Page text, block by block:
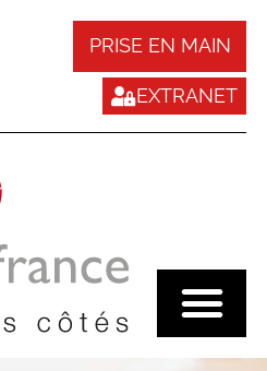
PRISE EN MAIN
EXTRANET